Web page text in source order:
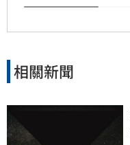
相關新聞